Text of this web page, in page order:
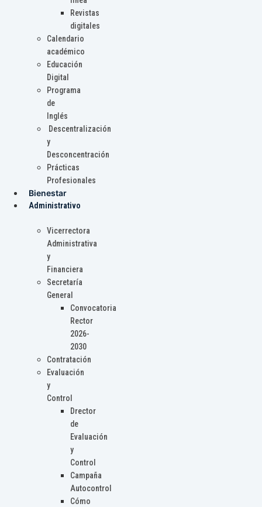
Revistas
digitales
Calendario
académico
Educación
Digital
Programa
de
Inglés
Descentralización
y
Desconcentración
Prácticas
Profesionales
Bienestar
Administrativo
Vicerrectora
Administrativa
y
Financiera
Secretaría
General
Convocatoria
Rector
2026-
2030
Contratación
Evaluación
y
Control
Drector
de
Evaluación
y
Control
Campaña
Autocontrol
Cómo